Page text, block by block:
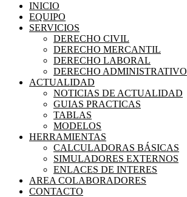
INICIO
EQUIPO
SERVICIOS
DERECHO CIVIL
DERECHO MERCANTIL
DERECHO LABORAL
DERECHO ADMINISTRATIVO
ACTUALIDAD
NOTICIAS DE ACTUALIDAD
GUIAS PRACTICAS
TABLAS
MODELOS
HERRAMIENTAS
CALCULADORAS BÁSICAS
SIMULADORES EXTERNOS
ENLACES DE INTERES
AREA COLABORADORES
CONTACTO